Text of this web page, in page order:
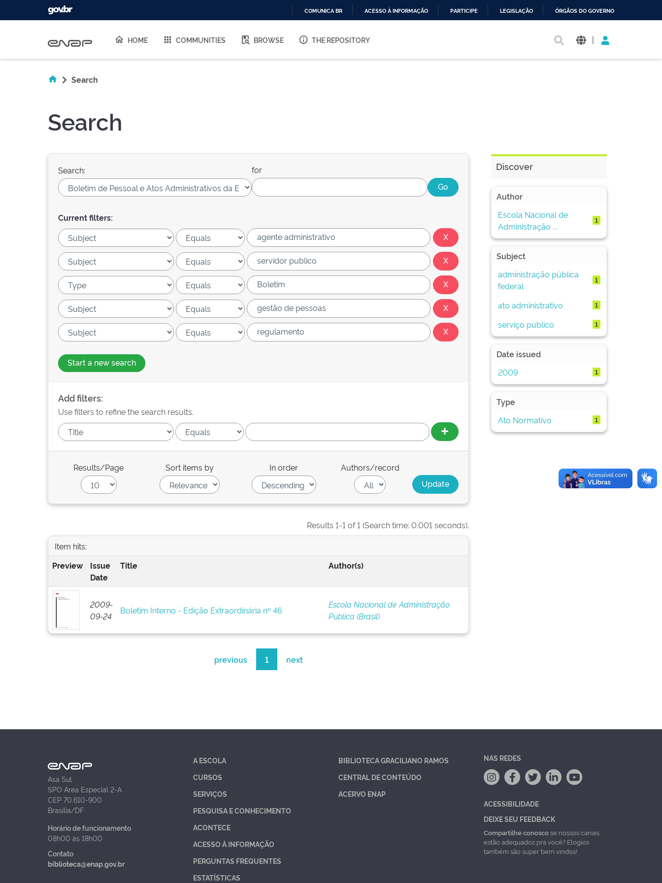
O
COMUNICA BR ACESSO À INFORMAÇÃO PARTICIPE LEGISLAÇÃO ÓRGÃOS DO GOVERNO
HOME COMMUNITIES BROWSE THE REPOSITORY |
Search
Search
Search: for
Current filters:
Start a new search
Add filters:
Use filters to refine the search results.
Results/Page Sort items by In order Authors/record
Results 1-1 of 1 (Search time: 0.001 seconds).
Item hits:
Preview
Issue
Date
Title Author(s)
2009-
09-24
Boletim Interno - Edição Extraordinária nº 46
Escola Nacional de Administração
Pública (Brasil)
previous 1 next
Discover
Author
Escola Nacional de
Administração ...
1
Subject
administração pública
federal
1
ato administrativo 1
serviço público 1
Date issued
2009
1
Type
Ato Normativo
1
Asa Sul
SPO Área Especial 2-A
CEP 70.610-900
Brasília/DF
Horário de funcionamento
08h00 às 18h00
Contato
biblioteca@enap.gov.br
A ESCOLA
CURSOS
SERVIÇOS
PESQUISA E CONHECIMENTO
ACONTECE
ACESSO À INFORMAÇÃO
PERGUNTAS FREQUENTES
ESTATÍSTICAS
BIBLIOTECA GRACILIANO RAMOS
CENTRAL DE CONTEÚDO
ACERVO ENAP
NAS REDES
ACESSIBILIDADE
DEIXE SEU FEEDBACK
Compartilhe conoscose nossos canais
estão adequados pra você? Elogios
também são super bem vindos!